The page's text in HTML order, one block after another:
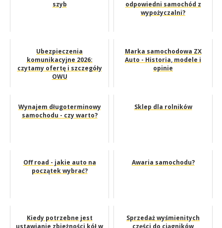
szyb
odpowiedni samochód z
wypożyczalni?
Ubezpieczenia
komunikacyjne 2026:
czytamy ofertę i szczegóły
OWU
Marka samochodowa ZX
Auto - Historia, modele i
opinie
Wynajem długoterminowy
samochodu - czy warto?
Sklep dla rolników
Off road - jakie auto na
początek wybrać?
Awaria samochodu?
Kiedy potrzebne jest
ustawianie zbieżności kół w
Sprzedaż wyśmienitych
części do ciągników